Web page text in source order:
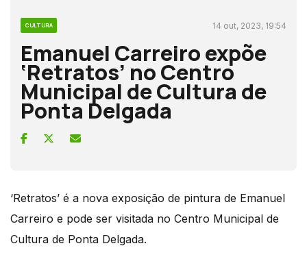
CULTURA 14 out, 2023, 19:54
Emanuel Carreiro expõe
‘Retratos’ no Centro
Municipal de Cultura de
Ponta Delgada
‘Retratos’ é a nova exposição de pintura de Emanuel
Carreiro e pode ser visitada no Centro Municipal de
Cultura de Ponta Delgada.